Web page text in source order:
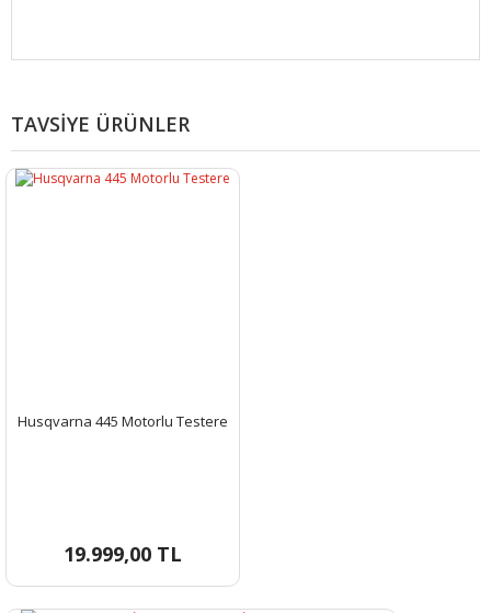
Yorum Yaz
TAVSİYE ÜRÜNLER
Husqvarna 445 Motorlu Testere
19.999,00 TL